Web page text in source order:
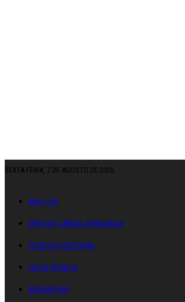
SEXTA-FEIRA, 7 DE AGOSTO DE 2026
ANO: CXII
DIRETOR: SAMUEL MENDONÇA
ESTATUTO EDITORIAL
FICHA TÉCNICA
ASSINATURA